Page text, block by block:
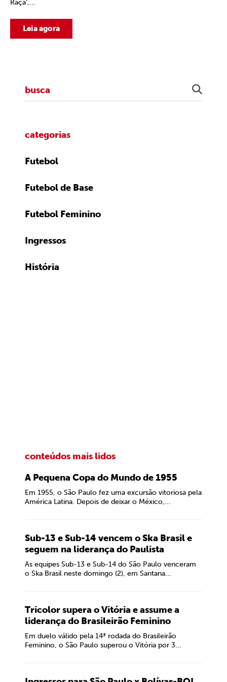
Raça’,...
Leia agora
categorias
Futebol
Futebol de Base
Futebol Feminino
Ingressos
História
conteúdos mais lidos
A Pequena Copa do Mundo de 1955
Em 1955, o São Paulo fez uma excursão vitoriosa pela
América Latina. Depois de deixar o México,...
Sub-13 e Sub-14 vencem o Ska Brasil e
seguem na liderança do Paulista
As equipes Sub-13 e Sub-14 do São Paulo venceram
o Ska Brasil neste domingo (2), em Santana...
Tricolor supera o Vitória e assume a
liderança do Brasileirão Feminino
Em duelo válido pela 14ª rodada do Brasileirão
Feminino, o São Paulo superou o Vitória por 3...